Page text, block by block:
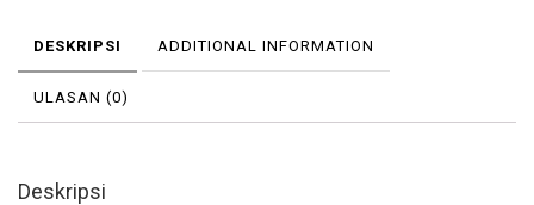
DESKRIPSI ADDITIONAL INFORMATION
ULASAN (0)
Deskripsi